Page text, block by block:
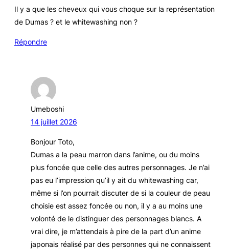
Il y a que les cheveux qui vous choque sur la représentation
de Dumas ? et le whitewashing non ?
Répondre
Umeboshi
14 juillet 2026
Bonjour Toto,
Dumas a la peau marron dans l’anime, ou du moins
plus foncée que celle des autres personnages. Je n’ai
pas eu l’impression qu’il y ait du whitewashing car,
même si l’on pourrait discuter de si la couleur de peau
choisie est assez foncée ou non, il y a au moins une
volonté de le distinguer des personnages blancs. A
vrai dire, je m’attendais à pire de la part d’un anime
japonais réalisé par des personnes qui ne connaissent